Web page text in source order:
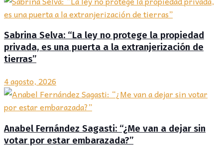
Sabrina Selva: “La ley no protege la propiedad
privada, es una puerta a la extranjerización de
tierras”
4 agosto, 2026
Anabel Fernández Sagasti: “¿Me van a dejar sin
votar por estar embarazada?”